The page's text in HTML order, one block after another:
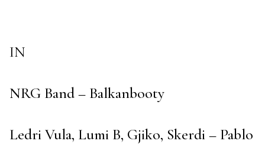
IN
NRG Band – Balkanbooty
Ledri Vula, Lumi B, Gjiko, Skerdi – Pablo